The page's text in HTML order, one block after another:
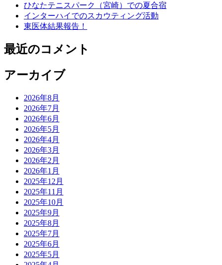
ひなたテニスパーク（宮崎）での夏合宿
インターハイでのスカウティング活動
東医体結果報告！
最近のコメント
アーカイブ
2026年8月
2026年7月
2026年6月
2026年5月
2026年4月
2026年3月
2026年2月
2026年1月
2025年12月
2025年11月
2025年10月
2025年9月
2025年8月
2025年7月
2025年6月
2025年5月